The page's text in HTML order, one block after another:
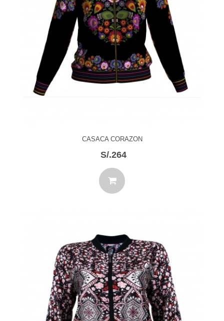
CASACA CORAZON
S/.264